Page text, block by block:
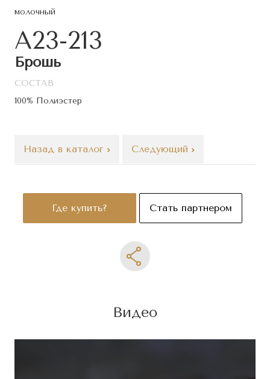
молочный
A23-213
Брошь
СОСТАВ
100% Полиэстер
Назад в каталог Следующий
Где купить? Стать партнером
Видео